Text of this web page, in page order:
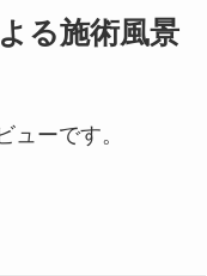
る施術風景
ーです。